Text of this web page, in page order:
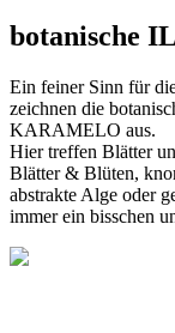
botanische
Ein feiner Sinn für
zeichnen die
KARAMELO aus.
Hier treffen Blätter
Blätter & Blüten,
abstrakte Alge oder
immer ein bisschen